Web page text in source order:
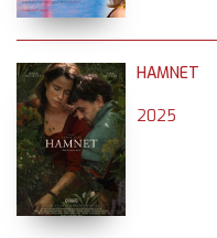
HAMNET
2025